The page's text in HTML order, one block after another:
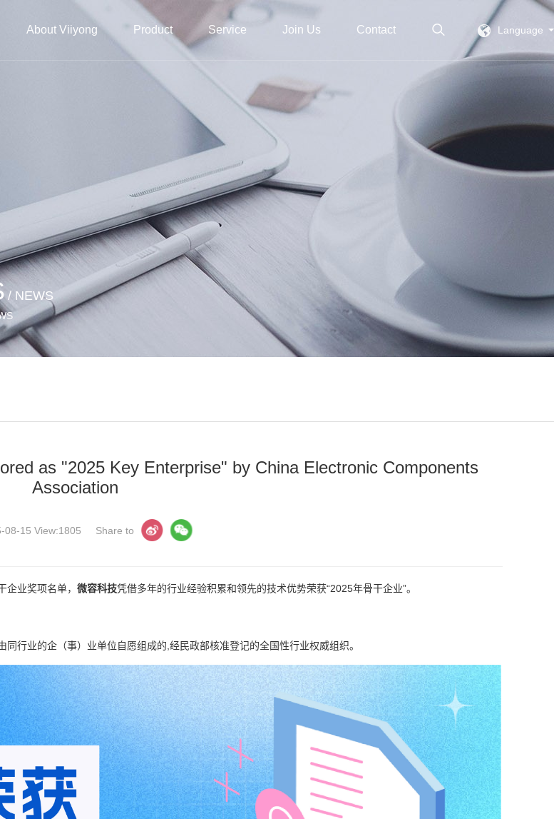
About Viiyong Product Service Join Us Contact Language
/ NEWS
as "2025 Key Enterprise" by China Electronic Components
Association
08-15 View:1805 Share to
业奖项名单， 微容科技凭借多年的行业经验积累和领先的技术优势荣获“2025年骨干企业”。
行业的企（事）业单位自愿组成的,经民政部核准登记的全国性行业权威组织。